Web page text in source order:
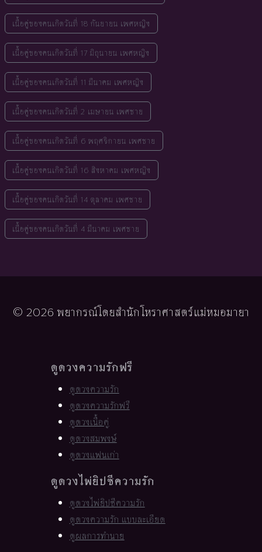
เนื้อคู่ของคนเกิดวันที่ 18 กันยายน เพศหญิง
เนื้อคู่ของคนเกิดวันที่ 17 มิถุนายน เพศหญิง
เนื้อคู่ของคนเกิดวันที่ 11 มีนาคม เพศหญิง
เนื้อคู่ของคนเกิดวันที่ 2 เมษายน เพศชาย
เนื้อคู่ของคนเกิดวันที่ 6 พฤศจิกายน เพศชาย
เนื้อคู่ของคนเกิดวันที่ 16 สิงหาคม เพศหญิง
เนื้อคู่ของคนเกิดวันที่ 14 ตุลาคม เพศชาย
เนื้อคู่ของคนเกิดวันที่ 4 มีนาคม เพศชาย
© 2026 พยากรณ์โดยสำนักโหราศาสตร์แม่หมอมายา
ดูดวงความรักฟรี
ดูดวงความรัก
ดูดวงความรักฟรี
ดูดวงเนื้อคู่
ดูดวงสมพงษ์
ดูดวงแฟนเก่า
ดูดวงไพ่ยิปซีความรัก
ดูดวงไพ่ยิปซีความรัก
ดูดวงความรัก แบบละเอียด
ดูผลการทำนาย